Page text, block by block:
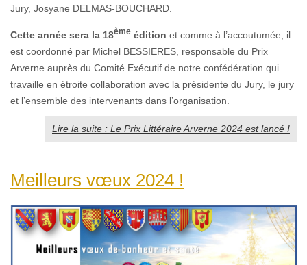
Jury, Josyane DELMAS-BOUCHARD.
Cette année sera la 18ème édition et comme à l’accoutumée, il
est coordonné par Michel BESSIERES, responsable du Prix
Arverne auprès du Comité Exécutif de notre confédération qui
travaille en étroite collaboration avec la présidente du Jury, le jury
et l’ensemble des intervenants dans l’organisation.
Lire la suite : Le Prix Littéraire Arverne 2024 est lancé !
Meilleurs vœux 2024 !